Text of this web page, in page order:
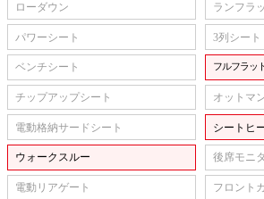
ローダウン ランフラ
パワーシート 3列シート
ベンチシート フルフラッ
チップアップシート オットマ
電動格納サードシート シートヒ
ウォークスルー 後席モニ
電動リアゲート フロント